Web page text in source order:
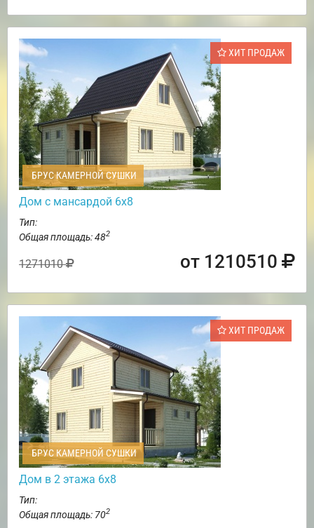
ХИТ ПРОДАЖ
БРУС КАМЕРНОЙ СУШКИ
Дом с мансардой 6х8
Тип:
Общая площадь: 482
1271010 от 1210510
ХИТ ПРОДАЖ
БРУС КАМЕРНОЙ СУШКИ
Дом в 2 этажа 6х8
Тип:
Общая площадь: 702